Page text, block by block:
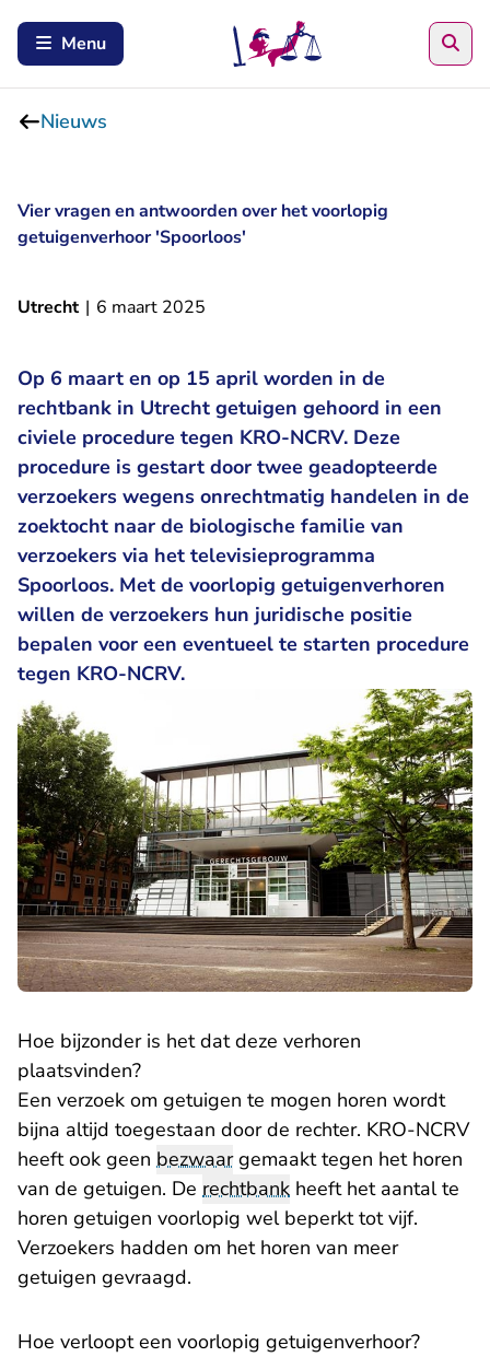
Menu
Nieuws
Vier vragen en antwoorden over het voorlopig
getuigenverhoor 'Spoorloos'
Utrecht | 6 maart 2025
Op 6 maart en op 15 april worden in de
rechtbank in Utrecht getuigen gehoord in een
civiele procedure tegen KRO-NCRV. Deze
procedure is gestart door twee geadopteerde
verzoekers wegens onrechtmatig handelen in de
zoektocht naar de biologische familie van
verzoekers via het televisieprogramma
Spoorloos. Met de voorlopig getuigenverhoren
willen de verzoekers hun juridische positie
bepalen voor een eventueel te starten procedure
tegen KRO-NCRV.
Hoe bijzonder is het dat deze verhoren
plaatsvinden?
Een verzoek om getuigen te mogen horen wordt
bijna altijd toegestaan door de rechter. KRO-NCRV
heeft ook geen bezwaargemaakt tegen het horen
van de getuigen. De rechtbank heeft het aantal te
horen getuigen voorlopig wel beperkt tot vijf.
Verzoekers hadden om het horen van meer
getuigen gevraagd.
Hoe verloopt een voorlopig getuigenverhoor?